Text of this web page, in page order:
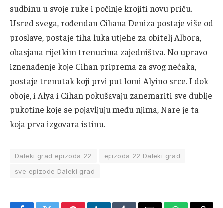
sudbinu u svoje ruke i počinje krojiti novu priču.
Usred svega, rođendan Cihana Deniza postaje više od
proslave, postaje tiha luka utjehe za obitelj Albora,
obasjana rijetkim trenucima zajedništva. No upravo
iznenađenje koje Cihan priprema za svog nećaka,
postaje trenutak koji prvi put lomi Alyino srce. I dok
oboje, i Alya i Cihan pokušavaju zanemariti sve dublje
pukotine koje se pojavljuju među njima, Nare je ta
koja prva izgovara istinu.
Daleki grad epizoda 22
epizoda 22 Daleki grad
sve epizode Daleki grad